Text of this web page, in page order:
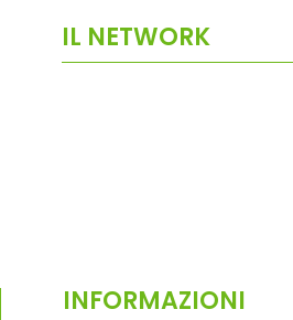
IL NETWORK
INFORMAZIONI